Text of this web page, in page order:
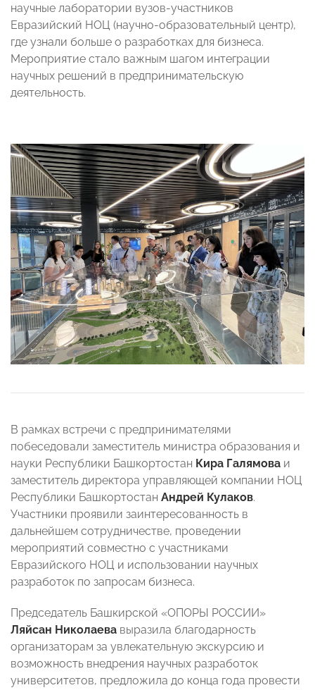
научные лаборатории вузов-участников
Евразийский НОЦ (научно-образовательный центр),
где узнали больше о разработках для бизнеса.
Мероприятие стало важным шагом интеграции
научных решений в предпринимательскую
деятельность.
В рамках встречи с предпринимателями
побеседовали заместитель министра образования и
науки Республики Башкортостан Кира Галямова и
заместитель директора управляющей компании НОЦ
Республики Башкортостан Андрей Кулаков.
Участники проявили заинтересованность в
дальнейшем сотрудничестве, проведении
мероприятий совместно с участниками
Евразийского НОЦ и использовании научных
разработок по запросам бизнеса.
Председатель Башкирской «ОПОРЫ РОССИИ»
Ляйсан Николаева выразила благодарность
организаторам за увлекательную экскурсию и
возможность внедрения научных разработок
университетов, предложила до конца года провести